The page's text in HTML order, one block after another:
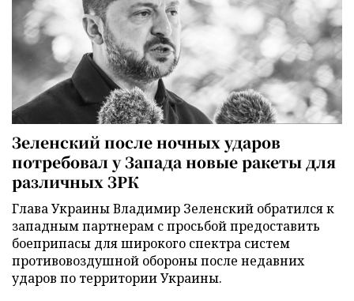
Зеленский после ночных ударов
потребовал у Запада новые ракеты для
различных ЗРК
Глава Украины Владимир Зеленский обратился к
западным партнерам с просьбой предоставить
боеприпасы для широкого спектра систем
противовоздушной обороны после недавних
ударов по территории Украины.